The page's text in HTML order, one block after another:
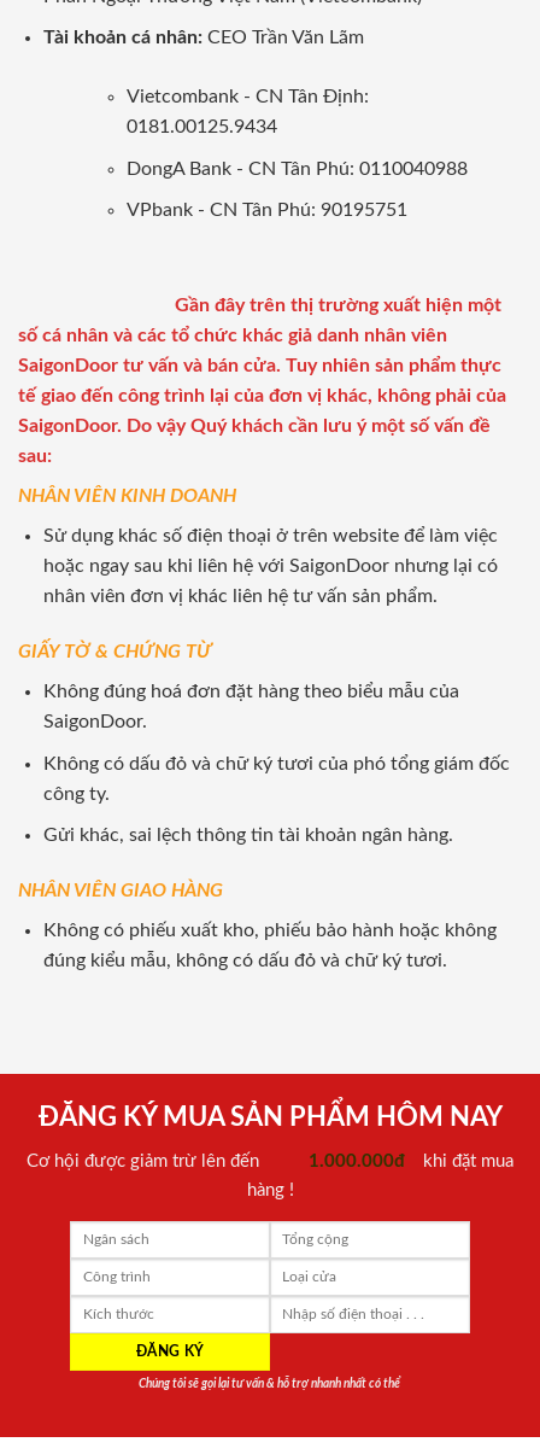
Tài khoản cá nhân: CEO Trần Văn Lãm
Vietcombank - CN Tân Định:
0181.00125.9434
DongA Bank - CN Tân Phú: 0110040988
VPbank - CN Tân Phú: 90195751
Gần đây trên thị trường xuất hiện một
số cá nhân và các tổ chức khác giả danh nhân viên
SaigonDoor tư vấn và bán cửa. Tuy nhiên sản phẩm thực
tế giao đến công trình lại của đơn vị khác, không phải của
SaigonDoor. Do vậy Quý khách cần lưu ý một số vấn đề
sau:
NHÂN VIÊN KINH DOANH
Sử dụng khác số điện thoại ở trên website để làm việc
hoặc ngay sau khi liên hệ với SaigonDoor nhưng lại có
nhân viên đơn vị khác liên hệ tư vấn sản phẩm.
GIẤY TỜ & CHỨNG TỪ
Không đúng hoá đơn đặt hàng theo biểu mẫu của
SaigonDoor.
Không có dấu đỏ và chữ ký tươi của phó tổng giám đốc
công ty.
Gửi khác, sai lệch thông tin tài khoản ngân hàng.
NHÂN VIÊN GIAO HÀNG
Không có phiếu xuất kho, phiếu bảo hành hoặc không
đúng kiểu mẫu, không có dấu đỏ và chữ ký tươi.
ĐĂNG KÝ MUA SẢN PHẨM HÔM NAY
Cơ hội được giảm trừ lên đến 1.000.000đ
khi đặt mua
hàng !
Chúng tôi sẽ gọi lại tư vấn & hỗ trợ nhanh nhất có thể